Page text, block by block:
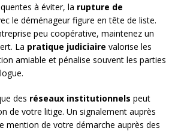
à éviter, la rupture de
le déménageur figure en tête de liste.
peu coopérative, maintenez un
La pratique judiciaire valorise les
amiable et pénalise souvent les parties
des réseaux institutionnels peut
de votre litige. Un signalement auprès
mention de votre démarche auprès des